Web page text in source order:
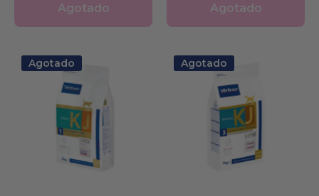
Agotado Agotado
Agotado Agotado